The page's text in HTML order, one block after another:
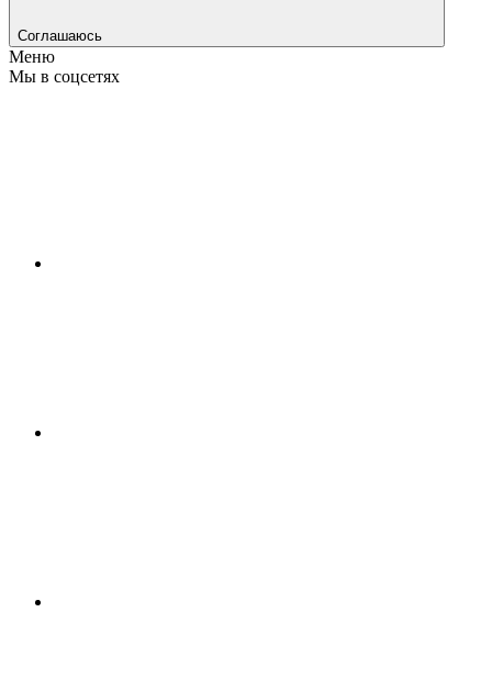
Соглашаюсь
Меню
Мы в соцсетях